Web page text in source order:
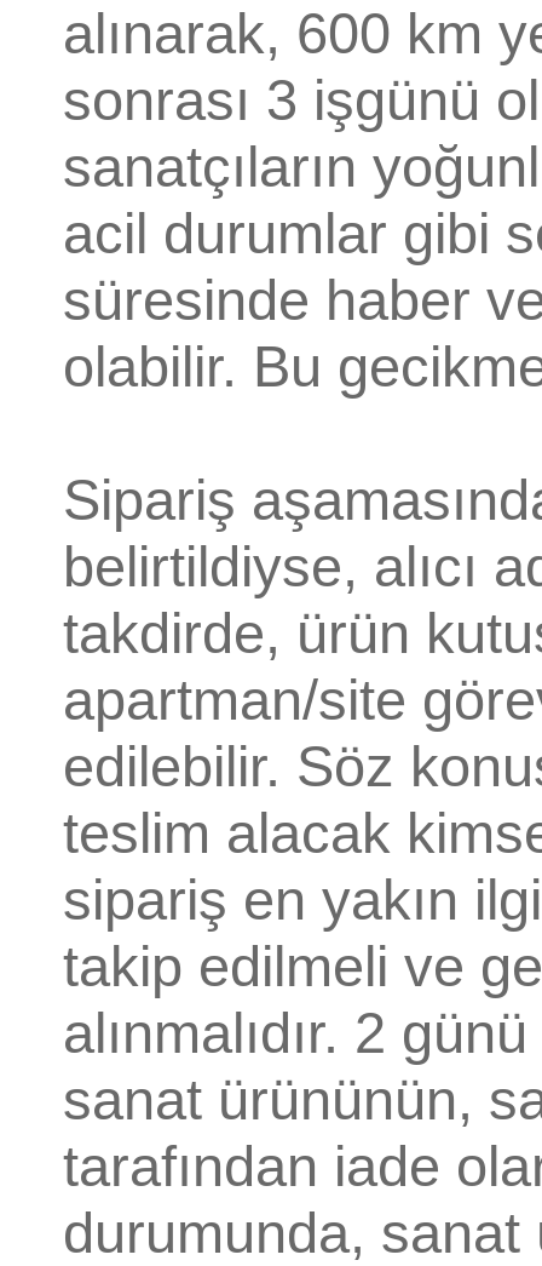
alınarak, 600 km
sonrası 3 işgünü
sanatçıların
acil durumlar gibi
süresinde haber
olabilir. Bu
Sipariş
belirtildiyse, alıcı
takdirde, ürün
apartman/site
edilebilir. Söz
teslim alacak
sipariş en yakın
takip edilmeli ve
alınmalıdır. 2
sanat ürününün,
tarafından iade
durumunda,